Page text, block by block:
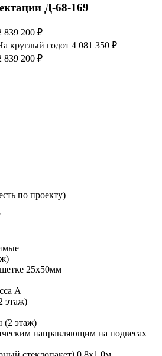
Д-68-169
839 200 ₽
круглый годот 4 081 350 ₽
839 200 ₽
по проекту)
25х50мм
А
этаж)
(2 этаж)
направляющим на подвесах